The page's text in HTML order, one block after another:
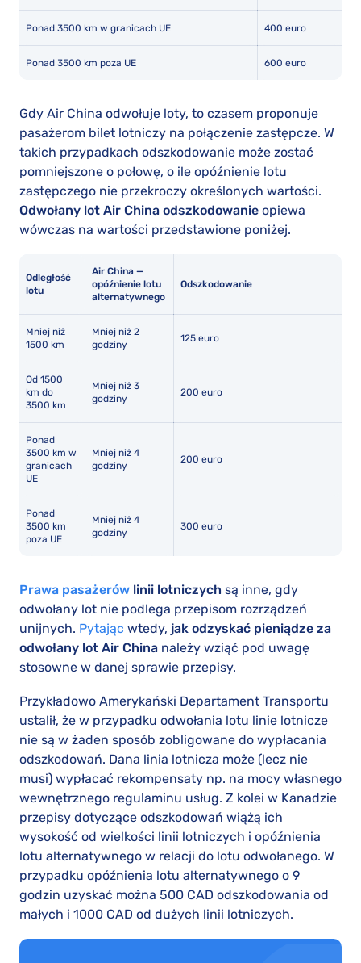
Ponad 3500 km w granicach UE 400 euro
Ponad 3500 km poza UE 600 euro
Gdy Air China odwołuje loty, to czasem proponuje
pasażerom bilet lotniczy na połączenie zastępcze. W
takich przypadkach odszkodowanie może zostać
pomniejszone o połowę, o ile opóźnienie lotu
zastępczego nie przekroczy określonych wartości.
Odwołany lot Air China odszkodowanie opiewa
wówczas na wartości przedstawione poniżej.
Odległość
lotu
Air China —
opóźnienie lotu
alternatywnego
Odszkodowanie
Mniej niż
1500 km
Mniej niż 2
godziny
125 euro
Od 1500
km do
3500 km
Mniej niż 3
godziny
200 euro
Ponad
3500 km w
granicach
UE
Mniej niż 4
godziny
200 euro
Ponad
3500 km
poza UE
Mniej niż 4
godziny
300 euro
Prawa pasażerów linii lotniczych są inne, gdy
odwołany lot nie podlega przepisom rozrządzeń
unijnych. Pytając wtedy, jak odzyskać pieniądze za
odwołany lot Air China należy wziąć pod uwagę
stosowne w danej sprawie przepisy.
Przykładowo Amerykański Departament Transportu
ustalił, że w przypadku odwołania lotu linie lotnicze
nie są w żaden sposób zobligowane do wypłacania
odszkodowań. Dana linia lotnicza może (lecz nie
musi) wypłacać rekompensaty np. na mocy własnego
wewnętrznego regulaminu usług. Z kolei w Kanadzie
przepisy dotyczące odszkodowań wiążą ich
wysokość od wielkości linii lotniczych i opóźnienia
lotu alternatywnego w relacji do lotu odwołanego. W
przypadku opóźnienia lotu alternatywnego o 9
godzin uzyskać można 500 CAD odszkodowania od
małych i 1000 CAD od dużych linii lotniczych.